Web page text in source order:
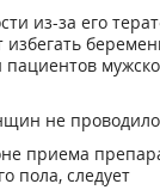
из-за его
избегать
не
приема
пола, следует